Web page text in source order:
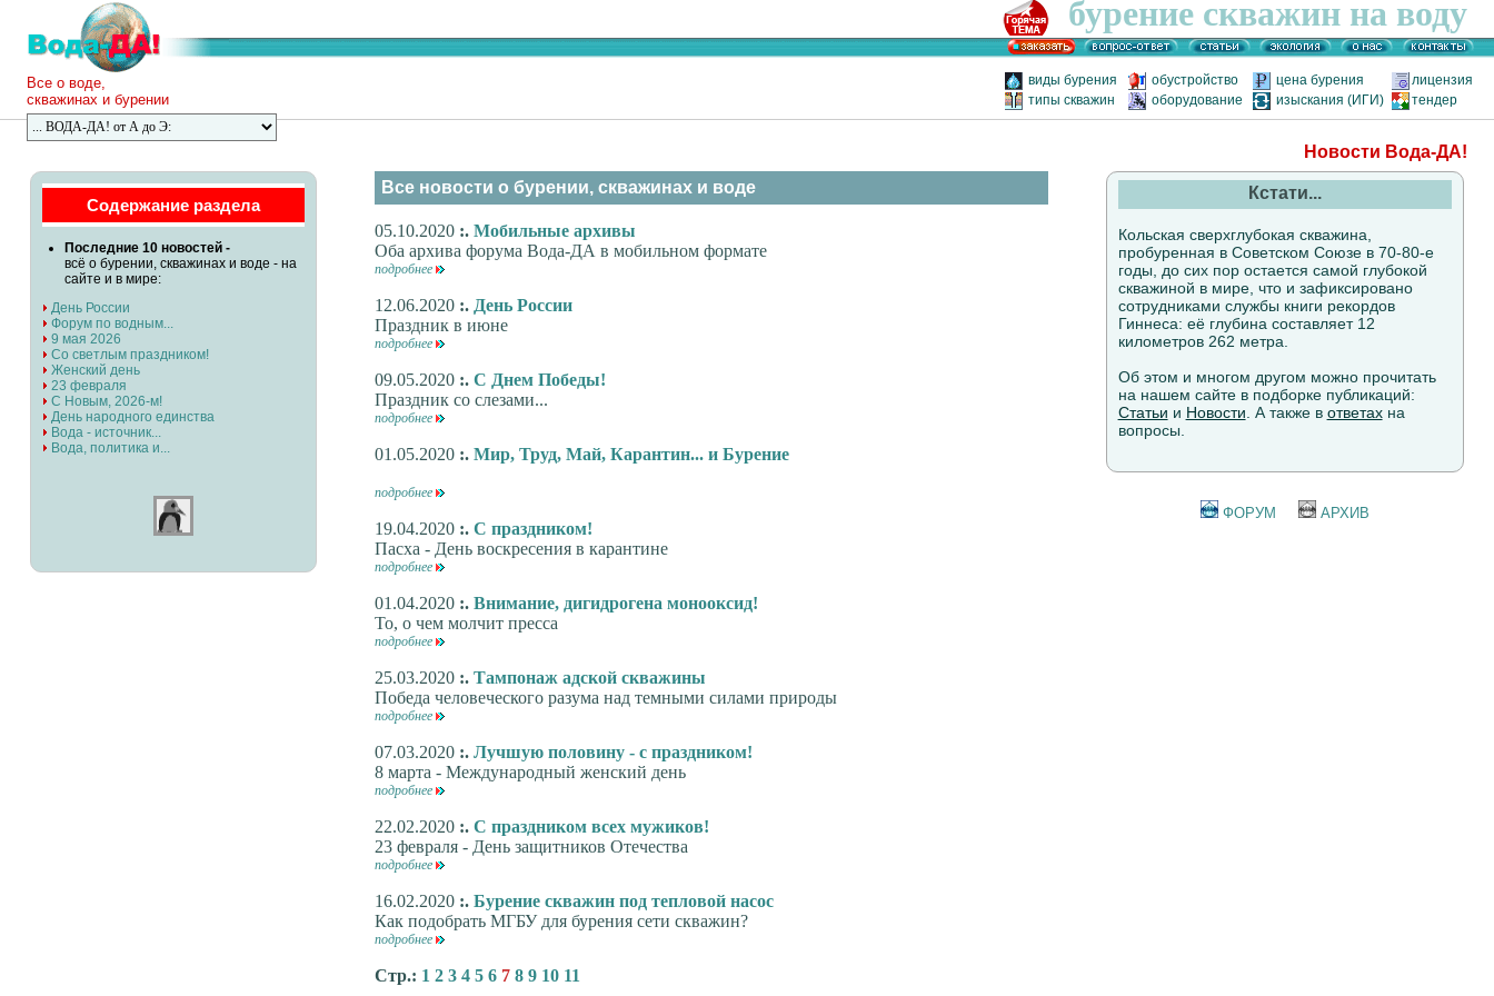
бурение скважин на воду
виды бурения обустройство цена бурения
лицензия
типы скважин
оборудование изыскания (ИГИ) тендер
Все о воде,
скважинах и бурении
Новости Вода-ДА!
Содержание раздела
Последние 10 новостей -
всё о бурении, скважинах и воде - на
сайте и в мире:
День России
Форум по водным...
9 мая 2026
Со светлым праздником!
Женский день
23 февраля
С Новым, 2026-м!
День народного единства
Вода - источник...
Вода, политика и...
Все новости о бурении, скважинах и воде
05.10.2020:. Мобильные архивы
Оба архива форума Вода-ДА в мобильном формате
подробнее
12.06.2020:. День России
Праздник в июне
подробнее
09.05.2020:. С Днем Победы!
Праздник со слезами...
подробнее
01.05.2020:. Мир, Труд, Май, Карантин... и Бурение
подробнее
19.04.2020:. С праздником!
Пасха - День воскресения в карантине
подробнее
01.04.2020:. Внимание, дигидрогена монооксид!
То, о чем молчит пресса
подробнее
25.03.2020:. Тампонаж адской скважины
Победа человеческого разума над темными силами природы
подробнее
07.03.2020:. Лучшую половину - с праздником!
8 марта - Международный женский день
подробнее
22.02.2020:. С праздником всех мужиков!
23 февраля - День защитников Отечества
подробнее
16.02.2020:. Бурение скважин под тепловой насос
Как подобрать МГБУ для бурения сети скважин?
подробнее
Стр.: 1 2 3 4 5 6 7 8 9 10 11
Кстати...
Кольская сверхглубокая скважина,
пробуренная в Советском Союзе в 70-80-е
годы, до сих пор остается самой глубокой
скважиной в мире, что и зафиксировано
сотрудниками службы книги рекордов
Гиннеса: её глубина составляет 12
километров 262 метра.
Об этом и многом другом можно прочитать
на нашем сайте в подборке публикаций:
Статьи и Новости. А также в ответахна
вопросы.
ФОРУМ АРХИВ